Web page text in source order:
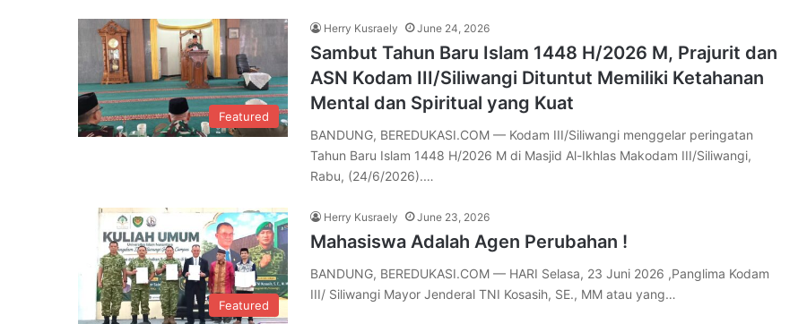
Featured
Herry Kusraely June 24, 2026
Sambut Tahun Baru Islam 1448 H/2026 M, Prajurit dan
ASN Kodam III/Siliwangi Dituntut Memiliki Ketahanan
Mental dan Spiritual yang Kuat
BANDUNG, BEREDUKASI.COM — Kodam III/Siliwangi menggelar peringatan
Tahun Baru Islam 1448 H/2026 M di Masjid Al-Ikhlas Makodam III/Siliwangi,
Rabu, (24/6/2026).…
Featured
Herry Kusraely June 23, 2026
Mahasiswa Adalah Agen Perubahan !
BANDUNG, BEREDUKASI.COM — HARI Selasa, 23 Juni 2026 ,Panglima Kodam
III/ Siliwangi Mayor Jenderal TNI Kosasih, SE., MM atau yang…